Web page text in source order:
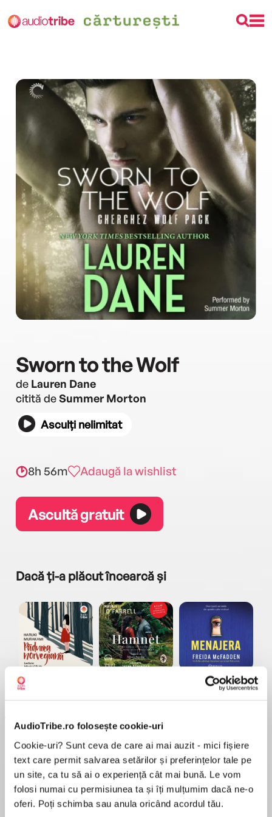
AudioTribe.ro folosește cookie-uri
Cookie-uri? Sunt ceva de care ai mai auzit - mici fișiere
text care permit salvarea setărilor și preferințelor tale pe
un site, ca tu să ai o experiență cât mai bună. Le vom
folosi numai cu permisiunea ta și îți mulțumim dacă ne-o
oferi. Poți schimba sau anula oricând acordul tău.
Sworn to the Wolf
de Lauren Dane
citită deSummer Morton
Asculți nelimitat
8h 56m Adaugă la wishlist
Ascultă gratuit
Dacă ți-a plăcut încearcă și
Pădurea norvegiană
Elita de Argint (Elita
de...
Dani Francis
Diavolul se îmbracă de
la...
Lauren Weisberger
Menajera
Freida McFadden
Migdală
Sohn Won-pyung